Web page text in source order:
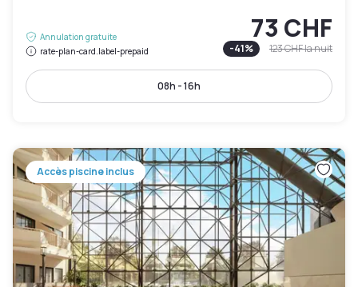
Annulation gratuite
rate-plan-card.label-prepaid
73 CHF
-41% 123 CHFla nuit
08h - 16h
Accès piscine inclus